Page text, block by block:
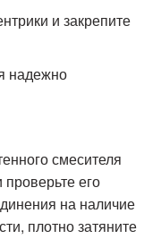
и закрепите
надежно
смесителя
его
на наличие
плотно затяните